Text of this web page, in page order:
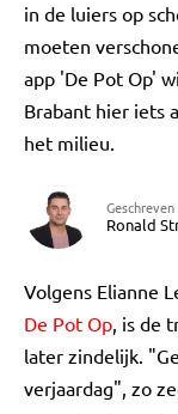
in de luiers op
moeten
app 'De Pot Op'
Brabant hier iets
het milieu.
Ronald
Volgens Elianne
De Pot Op, is de
later zindelijk.
verjaardag", zo